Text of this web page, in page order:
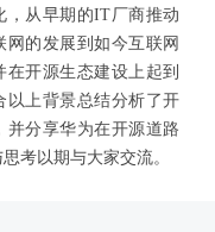
，从早期的IT厂商推动
网的发展到如今互联网
在开源生态建设上起到
以上背景总结分析了开
并分享华为在开源道路
考以期与大家交流。